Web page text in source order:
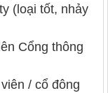
(loại tốt, nhảy
Cổng thông
/ cổ đông